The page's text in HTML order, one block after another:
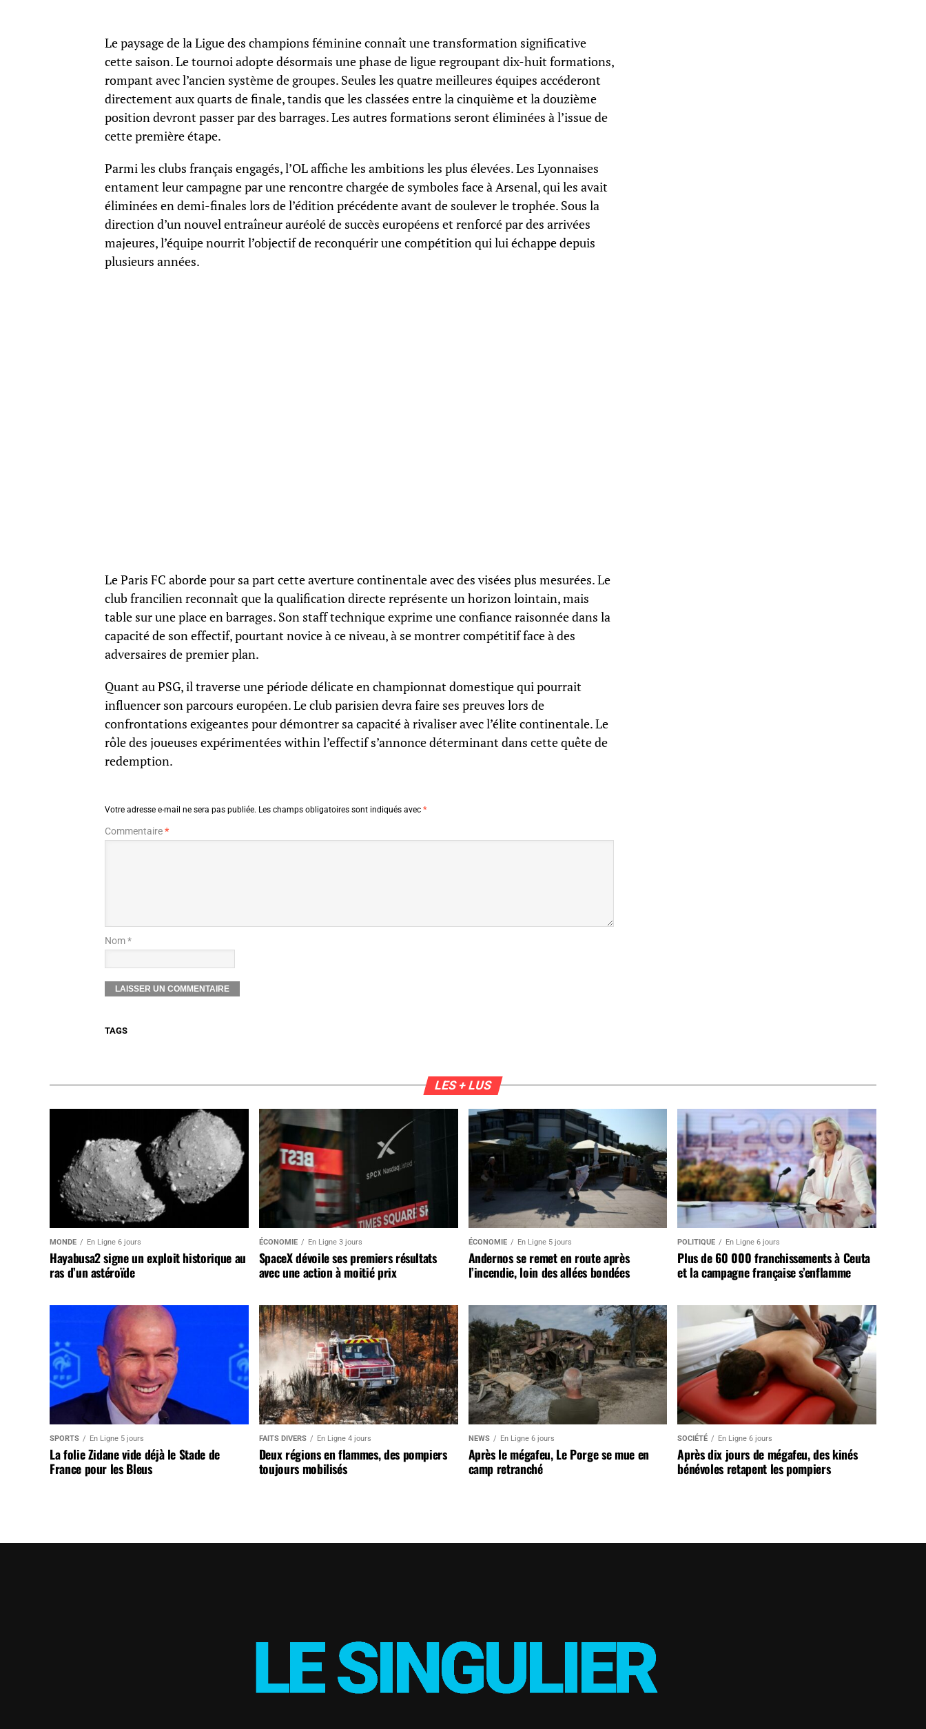
Le paysage de la Ligue des champions féminine connaît une transformation significative
cette saison. Le tournoi adopte désormais une phase de ligue regroupant dix-huit formations,
rompant avec l’ancien système de groupes. Seules les quatre meilleures équipes accéderont
directement aux quarts de finale, tandis que les classées entre la cinquième et la douzième
position devront passer par des barrages. Les autres formations seront éliminées à l’issue de
cette première étape.
Parmi les clubs français engagés, l’OL affiche les ambitions les plus élevées. Les Lyonnaises
entament leur campagne par une rencontre chargée de symboles face à Arsenal, qui les avait
éliminées en demi-finales lors de l’édition précédente avant de soulever le trophée. Sous la
direction d’un nouvel entraîneur auréolé de succès européens et renforcé par des arrivées
majeures, l’équipe nourrit l’objectif de reconquérir une compétition qui lui échappe depuis
plusieurs années.
Le Paris FC aborde pour sa part cette averture continentale avec des visées plus mesurées. Le
club francilien reconnaît que la qualification directe représente un horizon lointain, mais
table sur une place en barrages. Son staff technique exprime une confiance raisonnée dans la
capacité de son effectif, pourtant novice à ce niveau, à se montrer compétitif face à des
adversaires de premier plan.
Quant au PSG, il traverse une période délicate en championnat domestique qui pourrait
influencer son parcours européen. Le club parisien devra faire ses preuves lors de
confrontations exigeantes pour démontrer sa capacité à rivaliser avec l’élite continentale. Le
rôle des joueuses expérimentées within l’effectif s’annonce déterminant dans cette quête de
redemption.
Votre adresse e-mail ne sera pas publiée. Les champs obligatoires sont indiqués avec *
Commentaire*
Nom *
TAGS
LES + LUS
MONDE En Ligne 6 jours
Hayabusa2 signe un exploit historique au
ras d’un astéroïde
ÉCONOMIE En Ligne 3 jours
SpaceX dévoile ses premiers résultats
avec une action à moitié prix
ÉCONOMIE En Ligne 5 jours
Andernos se remet en route après
l’incendie, loin des allées bondées
POLITIQUE En Ligne 6 jours
Plus de 60 000 franchissements à Ceuta
et la campagne française s’enflamme
SPORTS En Ligne 5 jours
La folie Zidane vide déjà le Stade de
France pour les Bleus
FAITS DIVERS En Ligne 4 jours
Deux régions en flammes, des pompiers
toujours mobilisés
NEWS En Ligne 6 jours
Après le mégafeu, Le Porge se mue en
camp retranché
SOCIÉTÉ En Ligne 6 jours
Après dix jours de mégafeu, des kinés
bénévoles retapent les pompiers